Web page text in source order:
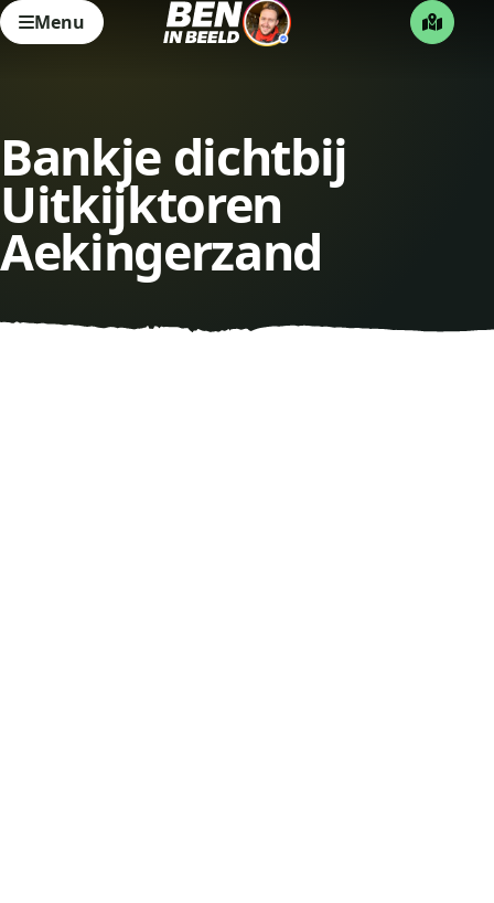
Menu
Bankje dichtbij
Uitkijktoren
Aekingerzand